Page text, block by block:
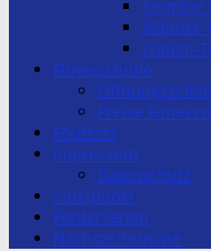
Termine
Männer-
Frauen-
Fitnessstudio
Preise
Förderer
Impressum
Datenschutz
Stützpunkt
Förderverein
Nächste Termine